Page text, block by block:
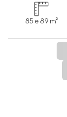
85 e 89 m²